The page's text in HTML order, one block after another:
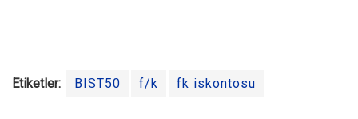
Etiketler: BIST50 f/k fk iskontosu